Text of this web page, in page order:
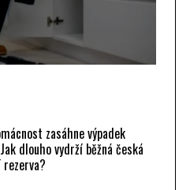
zasáhne výpadek
dlouho vydrží běžná česká